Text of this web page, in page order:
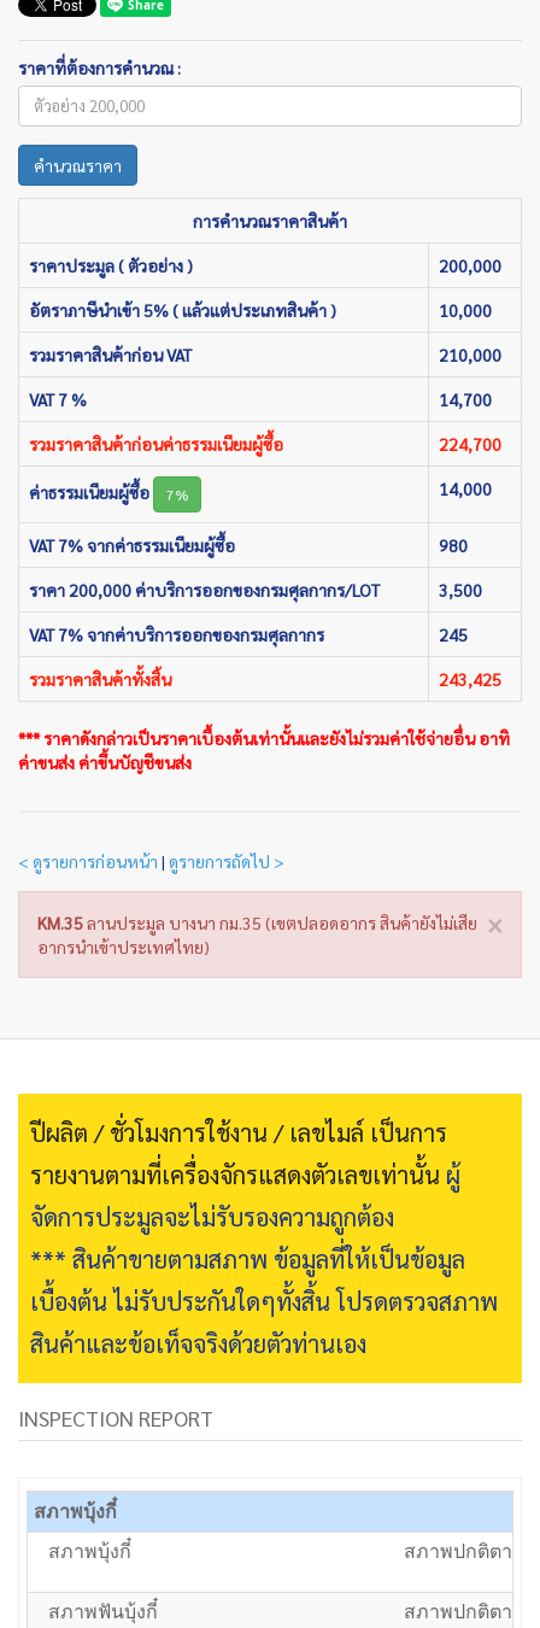
ราคาที่ต้องการคำนวณ :
คำนวณราคา
การคำนวณราคาสินค้า
ราคาประมูล ( ตัวอย่าง ) 200,000
อัตราภาษีนำเข้า 5% ( แล้วแต่ประเภทสินค้า ) 10,000
รวมราคาสินค้าก่อน VAT 210,000
VAT 7 % 14,700
รวมราคาสินค้าก่อนค่าธรรมเนียมผู้ซื้อ 224,700
ค่าธรรมเนียมผู้ซื้อ 7% 14,000
VAT 7% จากค่าธรรมเนียมผู้ซื้อ 980
ราคา 200,000 ค่าบริการออกของกรมศุลกากร/LOT 3,500
VAT 7% จากค่าบริการออกของกรมศุลกากร 245
รวมราคาสินค้าทั้งสิ้น 243,425
*** ราคาดังกล่าวเป็นราคาเบื้องต้นเท่านั้นและยังไม่รวมค่าใช้จ่ายอื่น อาทิ
ค่าขนส่ง ค่าขึ้นบัญชีขนส่ง
< ดูรายการก่อนหน้า | ดูรายการถัดไป >
×
KM.35ลานประมูล บางนา กม.35 (เขตปลอดอากร สินค้ายังไม่เสีย
อากรนำเข้าประเทศไทย)
ปีผลิต / ชั่วโมงการใช้งาน / เลขไมล์ เป็นการ
รายงานตามที่เครื่องจักรแสดงตัวเลขเท่านั้น ผู้
จัดการประมูลจะไม่รับรองความถูกต้อง
*** สินค้าขายตามสภาพ ข้อมูลที่ให้เป็นข้อมูล
เบื้องต้น ไม่รับประกันใดๆทั้งสิ้น โปรดตรวจสภาพ
สินค้าและข้อเท็จจริงด้วยตัวท่านเอง
INSPECTION REPORT
สภาพบุ้งกี๋
สภาพบุ้งกี๋
สภาพปกติตาม
สภาพฟันบุ้งกี๋ สภาพปกติตาม